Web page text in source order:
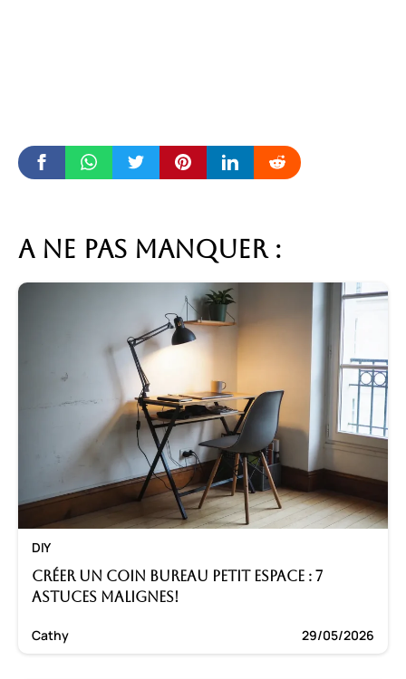
A ne pas manquer :
DIY
Créer un coin bureau petit espace : 7
astuces malignes!
Cathy 29/05/2026